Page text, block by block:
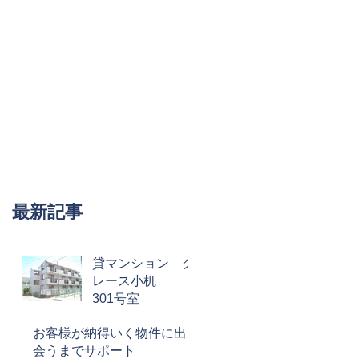
最新記事
貸マンション グ
レース小机
301号室
お客様が納得いく物件に出
会うまでサポート